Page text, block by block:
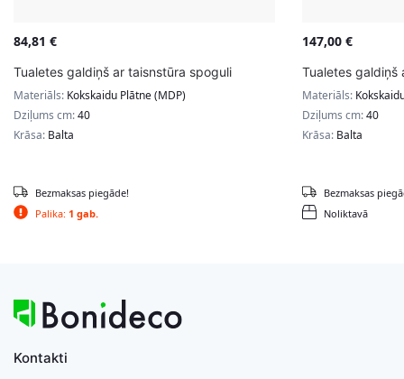
84,81 €
Tualetes galdiņš ar taisnstūra spoguli
Materiāls: Kokskaidu Plātne (MDP)
Dziļums cm:40
Krāsa: Balta
Palika: 1 gab.
Bezmaksas piegāde!
147,00 €
Tualetes galdiņš
Materiāls:
Dziļums cm:40
Krāsa: Balta
Noliktavā
Bezmaksas
Kontakti